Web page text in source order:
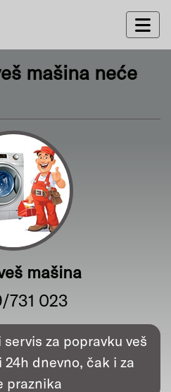
mašina neće
mašina
731 023
za popravku veš
dnevno, čak i za
praznika